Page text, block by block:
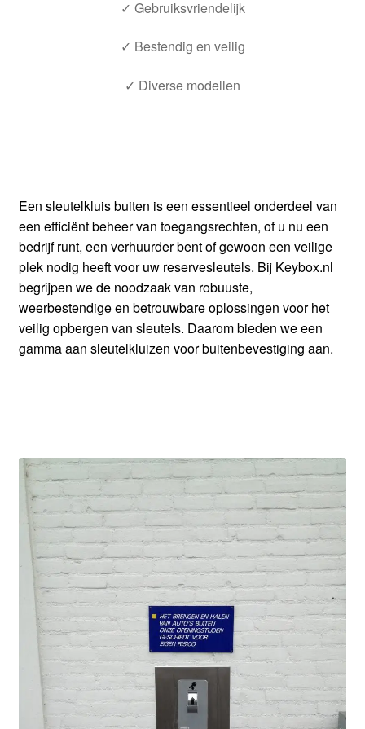
✓ Gebruiksvriendelijk
✓ Bestendig en veilig
✓ Diverse modellen
Een sleutelkluis buiten is een essentieel onderdeel van
een efficiënt beheer van toegangsrechten, of u nu een
bedrijf runt, een verhuurder bent of gewoon een veilige
plek nodig heeft voor uw reservesleutels. Bij Keybox.nl
begrijpen we de noodzaak van robuuste,
weerbestendige en betrouwbare oplossingen voor het
veilig opbergen van sleutels. Daarom bieden we een
gamma aan sleutelkluizen voor buitenbevestiging aan.